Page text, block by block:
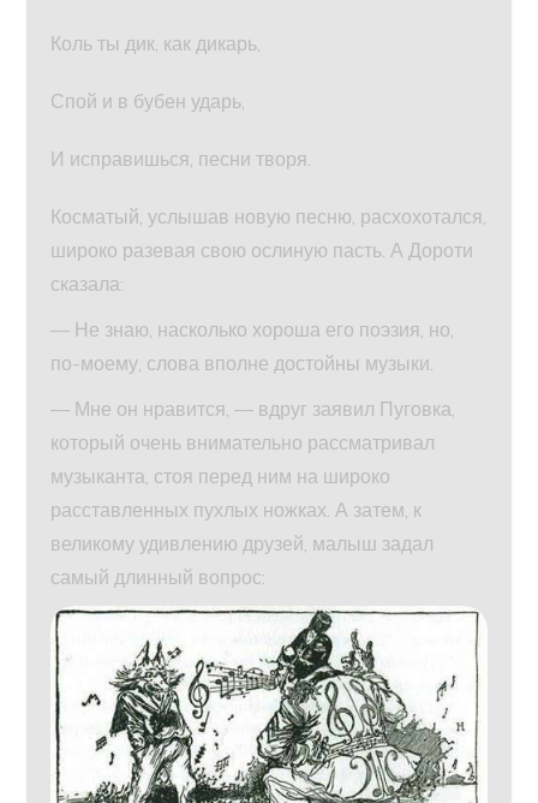
Коль ты дик, как дикарь,
Спой и в бубен ударь,
И исправишься, песни творя.
Косматый, услышав новую песню, расхохотался,
широко разевая свою ослиную пасть. А Дороти
сказала:
— Не знаю, насколько хороша его поэзия, но,
по-моему, слова вполне достойны музыки.
— Мне он нравится, — вдруг заявил Пуговка,
который очень внимательно рассматривал
музыканта, стоя перед ним на широко
расставленных пухлых ножках. А затем, к
великому удивлению друзей, малыш задал
самый длинный вопрос: